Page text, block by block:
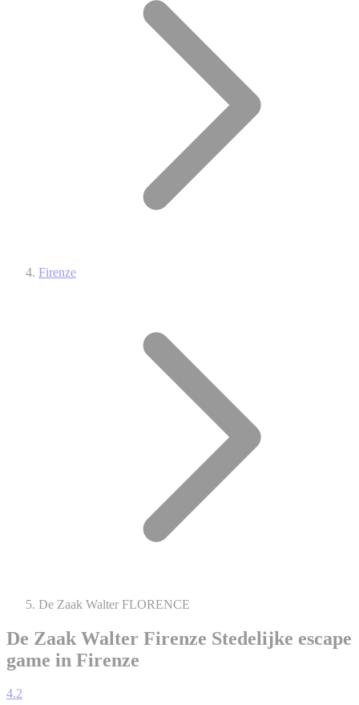
Firenze
De Zaak Walter FLORENCE
De Zaak Walter Firenze Stedelijke escape
game in Firenze
4.2